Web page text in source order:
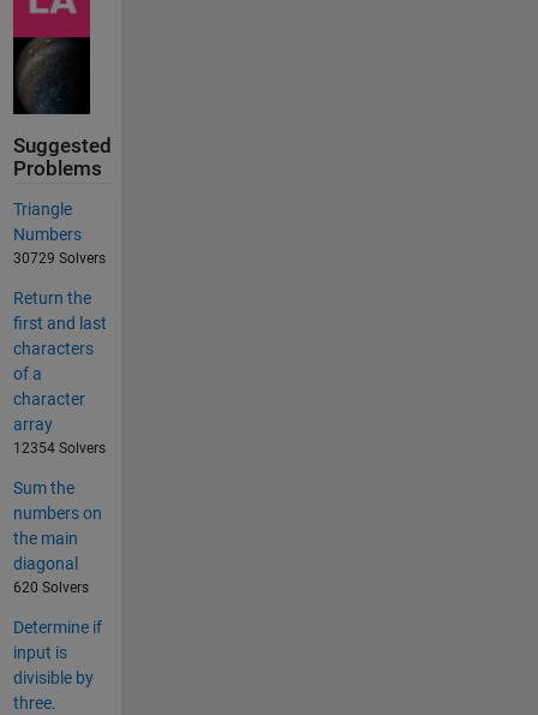
Suggested
Problems
Triangle
Numbers
30729 Solvers
Return the
first and last
characters
of a
character
array
12354 Solvers
Sum the
numbers on
the main
diagonal
620 Solvers
Determine if
input is
divisible by
three.